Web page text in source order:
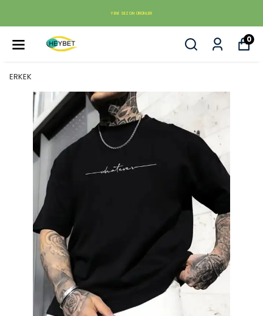
YENI SEZON ÜRÜNLER
0
ERKEK